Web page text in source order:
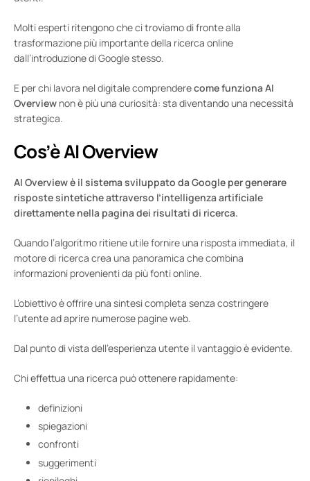
Molti esperti ritengono che ci troviamo di fronte alla
trasformazione più importante della ricerca online
dall’introduzione di Google stesso.
E per chi lavora nel digitale comprenderecome funziona AI
Overview non è più una curiosità: sta diventando una necessità
strategica.
Cos’è AI Overview
AI Overview è il sistema sviluppato da Google per generare
risposte sintetiche attraverso l’intelligenza artificiale
direttamente nella pagina dei risultati di ricerca.
Quando l’algoritmo ritiene utile fornire una risposta immediata, il
motore di ricerca crea una panoramica che combina
informazioni provenienti da più fonti online.
L’obiettivo è offrire una sintesi completa senza costringere
l’utente ad aprire numerose pagine web.
Dal punto di vista dell’esperienza utente il vantaggio è evidente.
Chi effettua una ricerca può ottenere rapidamente:
definizioni
spiegazioni
confronti
suggerimenti